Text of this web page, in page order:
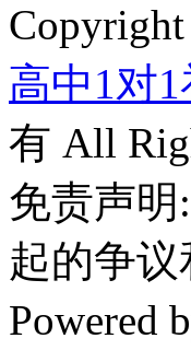
高中1对
有 All
免责声
起的争
Powered